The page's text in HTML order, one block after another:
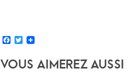
Facebook
Twitter
Vous Aimerez Aussi